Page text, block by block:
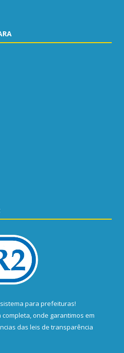
sistema para prefeituras!
completa, onde garantimos em
das leis de transparência